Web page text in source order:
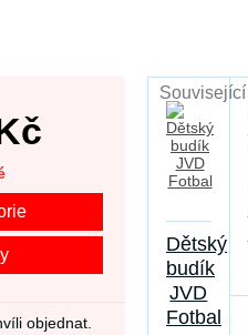
objednat.
Dětský
budík
JVD
Fotbal